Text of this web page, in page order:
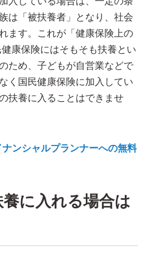
は「被扶養者」となり、社会
ます。これが「健康保険上の
康保険にはそもそも扶養とい
ため、子どもが自営業などで
く国民健康保険に加入してい
扶養に入ることはできませ
ンシャルプランナーへの無料
に入れる場合は